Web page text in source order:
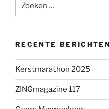
naar:
RECENTE BERICHTEN
Kerstmarathon 2025
ZINGmagazine 117